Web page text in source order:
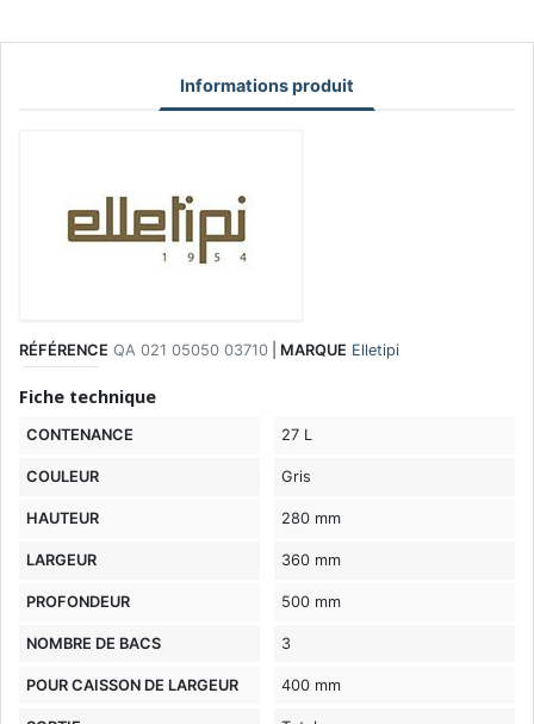
Informations produit
RÉFÉRENCE QA 021 05050 03710 MARQUE Elletipi
Fiche technique
CONTENANCE 27 L
COULEUR Gris
HAUTEUR 280 mm
LARGEUR 360 mm
PROFONDEUR 500 mm
NOMBRE DE BACS 3
POUR CAISSON DE LARGEUR 400 mm